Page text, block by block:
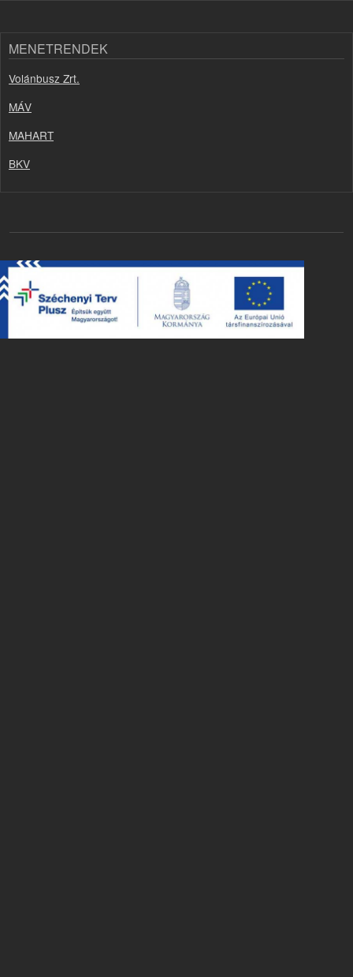
MENETRENDEK
Volánbusz Zrt.
MÁV
MAHART
BKV